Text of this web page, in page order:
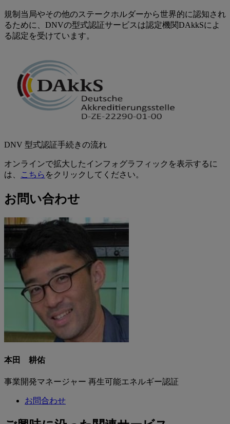
規制当局やその他のステークホルダーから世界的に認知され
るために、DNVの型式認証サービスは認定機関DAkkSによ
る認定を受けています。
DNV 型式認証手続きの流れ
オンラインで拡大したインフォグラフィックを表示するに
は、
こちら をクリックしてください。
お問い合わせ
本田 耕佑
事業開発マネージャー 再生可能エネルギー認証
お問合わせ